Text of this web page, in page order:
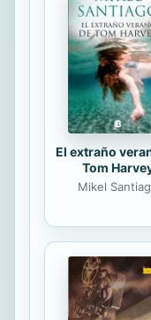
El extraño
Tom
Mikel